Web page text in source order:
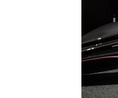
NASCAR CUP